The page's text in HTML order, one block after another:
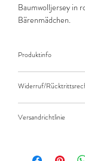
Baumwolljersey in
Bärenmädchen.
Produktinfo
10cm (0,1m) Länge
Bei einer
daher bitte Anzahl 5
Widerruf/
Versandrichtlinie